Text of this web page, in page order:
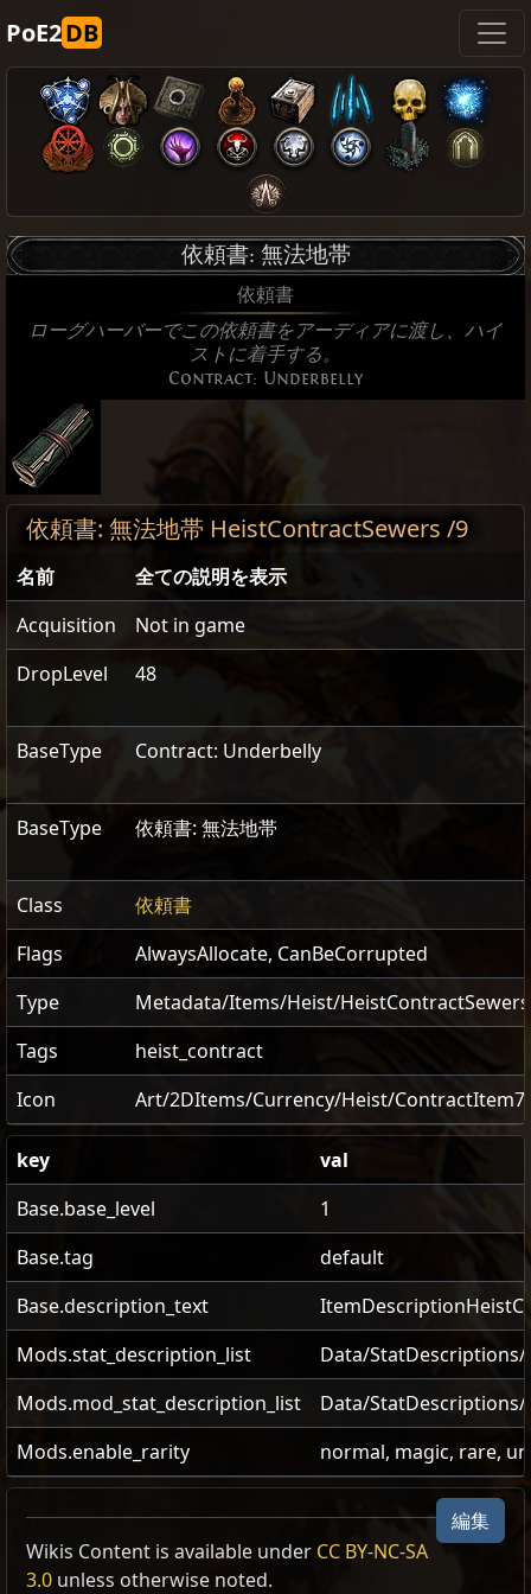
PoE2DB
依頼書: 無法地帯
依頼書
ローグハーバーでこの依頼書をアーディアに渡し、ハイ
ストに着手する。
Contract: Underbelly
依頼書: 無法地帯 HeistContractSewers /9
名前
全ての説明を表示
Acquisition
Not in game
DropLevel
48
BaseType Contract: Underbelly
BaseType 依頼書: 無法地帯
Class
依頼書
Flags
AlwaysAllocate, CanBeCorrupted
Type
Metadata/Items/Heist/HeistContractSewers
Tags
heist_contract
Icon
Art/2DItems/Currency/Heist/ContractItem7
key
val
Base.base_level
1
Base.tag
default
Base.description_text
Mods.stat_description_list
Data/
Mods.mod_stat_description_list
Data/
Mods.enable_rarity
normal, magic, rare,
編集
Wikis Content is available under CC BY-NC-SA
3.0 unless otherwise noted.